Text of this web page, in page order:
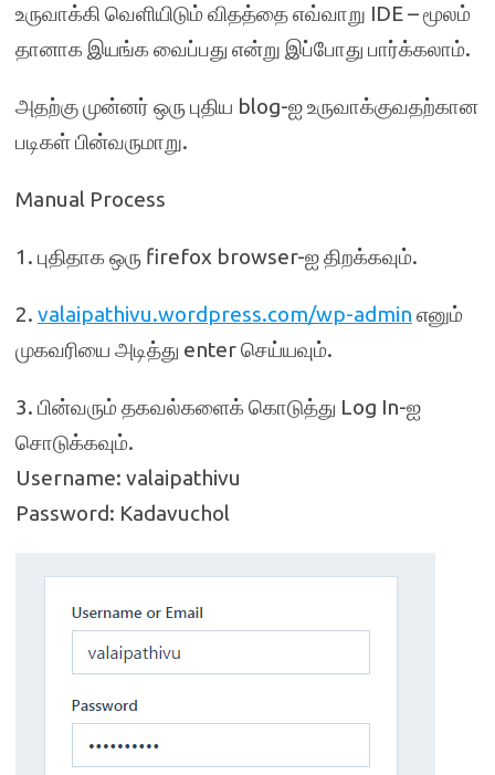
உருவாக்கி வெளியிடும் விதத்தை எவ்வாறு IDE – மூலம்
தானாக இயங்க வைப்பது என்று இப்போது பார்க்கலாம்.
அதற்கு முன்னர் ஒரு புதிய blog-ஐ உருவாக்குவதற்கான
படிகள் பின்வருமாறு.
Manual Process
1. புதிதாக ஒரு firefox browser-ஐ திறக்கவும்.
2. valaipathivu.wordpress.com/wp-admin எனும்
முகவரியை அடித்து enter செய்யவும்.
3. பின்வரும் தகவல்களைக் கொடுத்து Log In-ஐ
சொடுக்கவும்.
Username: valaipathivu
Password: Kadavuchol